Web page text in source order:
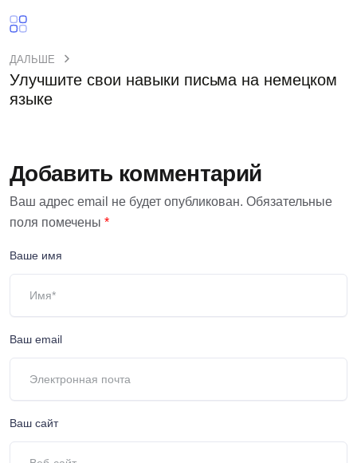
ДАЛЬШЕ
Улучшите свои навыки письма на немецком
языке
Добавить комментарий
Ваш адрес email не будет опубликован. Обязательные
поля помечены *
Ваше имя
Ваш email
Ваш сайт